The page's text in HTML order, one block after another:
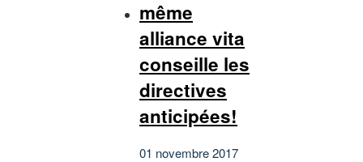
même
alliance vita
conseille les
directives
anticipées!
01 novembre 2017